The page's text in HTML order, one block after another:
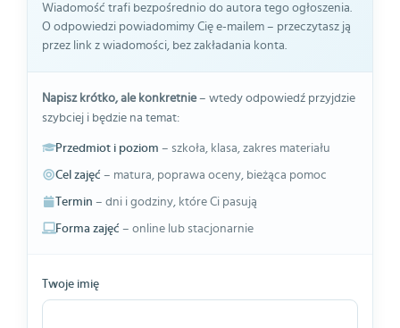
Wiadomość trafi bezpośrednio do autora tego ogłoszenia.
O odpowiedzi powiadomimy Cię e-mailem – przeczytasz ją
przez link z wiadomości, bez zakładania konta.
Napisz krótko, ale konkretnie– wtedy odpowiedź przyjdzie
szybciej i będzie na temat:
Przedmiot i poziom – szkoła, klasa, zakres materiału
Cel zajęć – matura, poprawa oceny, bieżąca pomoc
Termin – dni i godziny, które Ci pasują
Forma zajęć – online lub stacjonarnie
Twoje imię